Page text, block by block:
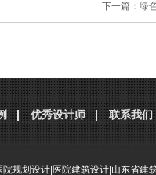
规划和工艺设计，这样可以最大
能指标、空间指标、技术指标。
下一篇： 绿
优秀设计师 联系我们
院规划设计 医院建筑设计 山东省建